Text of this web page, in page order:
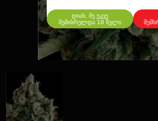
დიახ, მე უკვე
შემისრულდა 18 წელი